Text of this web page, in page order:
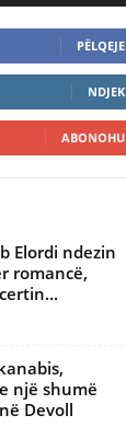
PËLQEJE
NDJEK
ABONOHU
Elordi ndezin
romancë,
një shumë
Devoll